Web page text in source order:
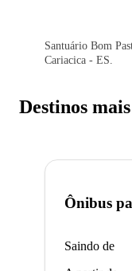
Santuário Bom
Cariacica - ES.
Destinos
Ônibus
Saindo de